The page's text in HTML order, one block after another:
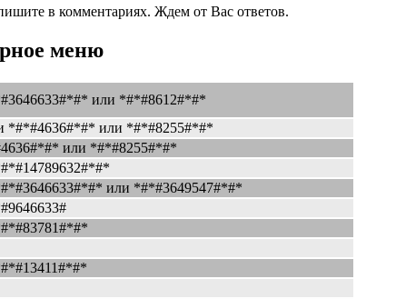
в комментариях. Ждем от Вас ответов.
меню
или *#*#8612#*#*
*#*#4636#*#* или *#*#8255#*#*
или *#*#8255#*#*
или *#*#3649547#*#*